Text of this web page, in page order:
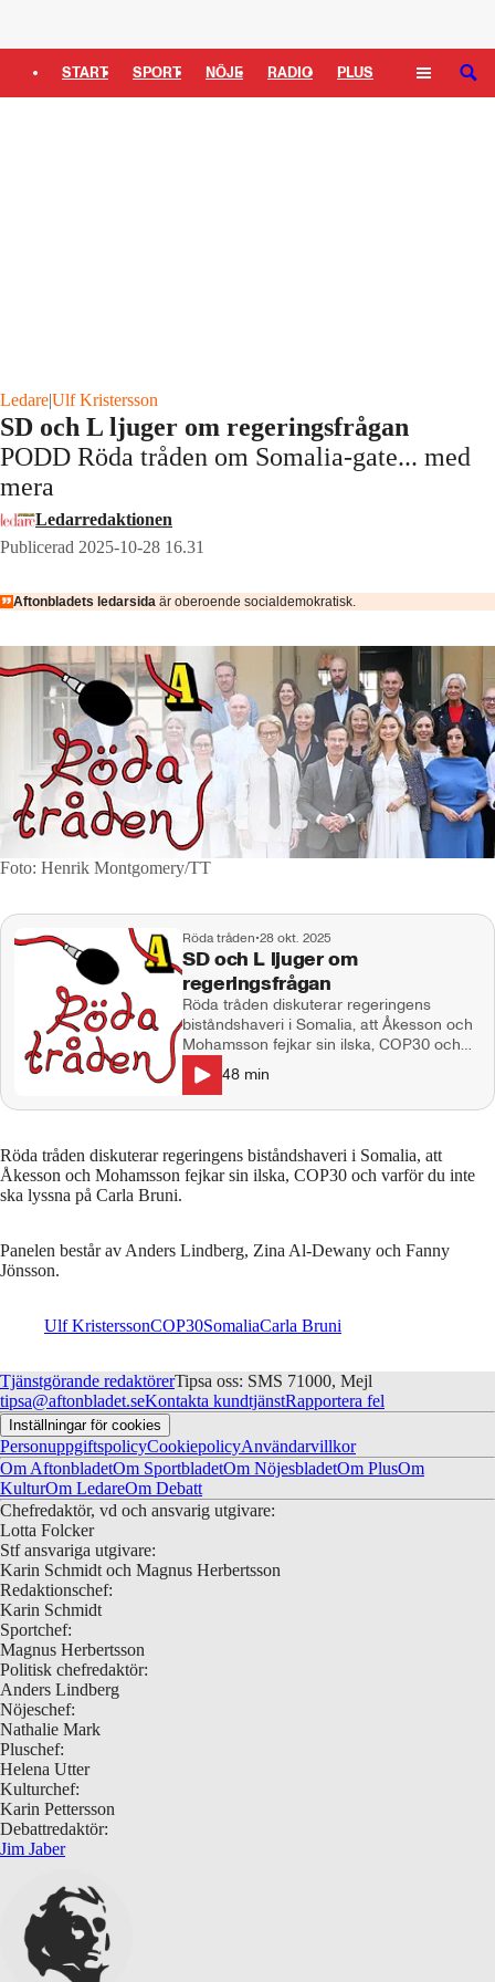
START SPORT NÖJE RADIO PLUS SÖK
Ledare|Ulf Kristersson
SD och L ljuger om regeringsfrågan
PODD Röda tråden om Somalia-gate... med
mera
Ledarredaktionen
Publicerad 2025-10-28 16.31
Aftonbladets ledarsida är oberoende socialdemokratisk.
Foto: Henrik Montgomery/TT
Röda tråden•28 okt. 2025
SD och L ljuger om
regeringsfrågan
Röda tråden diskuterar regeringens
biståndshaveri i Somalia, att Åkesson och
Mohamsson fejkar sin ilska, COP30 och
varför du inte ska lyssna på Carla Bruni.
Panelen består av Anders Lindberg, Zina
48 min
Röda tråden diskuterar regeringens biståndshaveri i Somalia, att
Åkesson och Mohamsson fejkar sin ilska, COP30 och varför du inte
ska lyssna på Carla Bruni.
Panelen består av Anders Lindberg, Zina Al-Dewany och Fanny
Jönsson.
Ulf KristerssonCOP30SomaliaCarla Bruni
Tjänstgörande redaktörerTipsa oss: SMS 71000, Mejl
tipsa@aftonbladet.seKontakta kundtjänstRapportera fel
Inställningar för cookies
PersonuppgiftspolicyCookiepolicyAnvändarvillkor
Om AftonbladetOm SportbladetOm NöjesbladetOm PlusOm
KulturOm LedareOm Debatt
Chefredaktör, vd och ansvarig utgivare:
Lotta Folcker
Stf ansvariga utgivare:
Karin Schmidt och Magnus Herbertsson
Redaktionschef:
Karin Schmidt
Sportchef:
Magnus Herbertsson
Politisk chefredaktör:
Anders Lindberg
Nöjeschef:
Nathalie Mark
Pluschef:
Helena Utter
Kulturchef:
Karin Pettersson
Debattredaktör:
Jim Jaber